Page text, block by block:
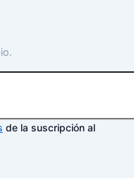
de la suscripción al